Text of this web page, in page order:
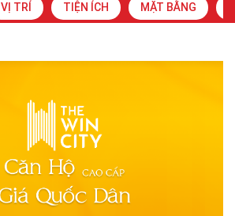
VỊ TRÍ TIỆN ÍCH MẶT BẰNG